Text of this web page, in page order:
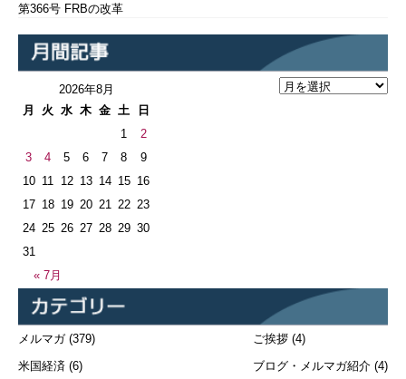
第366号 FRBの改革
2026年8月
月
火 水 木 金 土 日
« 7月
1
2
3
4 5 6 7 8
9
10 11 12 13 14 15 16
17 18 19 20 21 22 23
24 25 26 27 28 29 30
31
メルマガ(379)
米国経済 (6)
ご挨拶 (4)
ブログ・メルマガ紹介 (4)